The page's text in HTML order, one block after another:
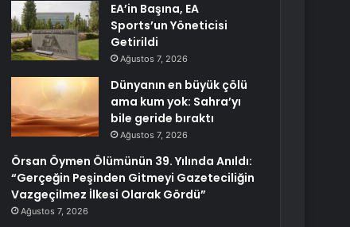
EA’in Başına, EA
Sports’un Yöneticisi
Getirildi
Ağustos 7, 2026
Dünyanın en büyük çölü
ama kum yok: Sahra’yı
bile geride bıraktı
Ağustos 7, 2026
Örsan Öymen Ölümünün 39. Yılında Anıldı:
“Gerçeğin Peşinden Gitmeyi Gazeteciliğin
Vazgeçilmez İlkesi Olarak Gördü”
Ağustos 7, 2026